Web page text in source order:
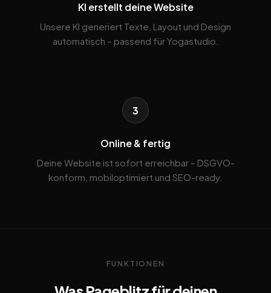
KI erstellt deine Website
Unsere KI generiert Texte, Layout und Design
automatisch – passend für Yogastudio.
3
Online & fertig
Deine Website ist sofort erreichbar – DSGVO-
konform, mobiloptimiert und SEO-ready.
FUNKTIONEN